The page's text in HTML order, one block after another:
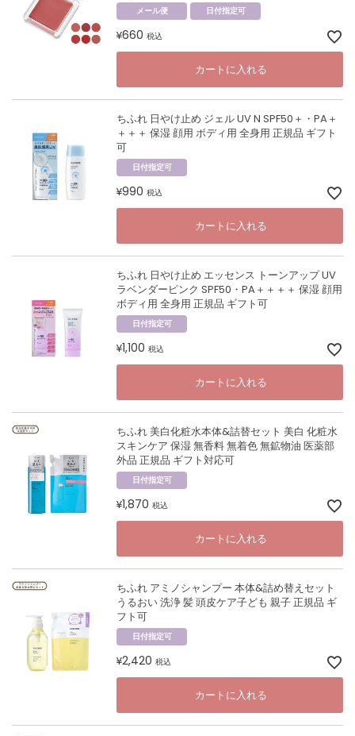
メール便 日付指定可
¥660 税込
カートに入れる
ちふれ 日やけ止め ジェル UV N SPF50＋・PA＋
＋＋＋ 保湿 顔用 ボディ用 全身用 正規品 ギフト
可
日付指定可
¥990 税込
カートに入れる
ちふれ 日やけ止め エッセンス トーンアップ UV
ラベンダーピンク SPF50・PA＋＋＋＋ 保湿 顔用
ボディ用 全身用 正規品 ギフト可
日付指定可
¥1,100 税込
カートに入れる
ちふれ 美白化粧水本体&詰替セット 美白 化粧水
スキンケア 保湿 無香料 無着色 無鉱物油 医薬部
外品 正規品 ギフト対応可
日付指定可
¥1,870 税込
カートに入れる
ちふれ アミノシャンプー 本体&詰め替えセット
うるおい 洗浄 髪 頭皮ケア子ども 親子 正規品 ギ
フト可
日付指定可
¥2,420 税込
カートに入れる